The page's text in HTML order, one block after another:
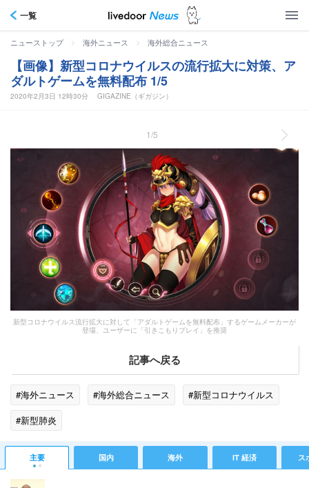
一覧
ニューストップ > 海外ニュース > 海外総合ニュース
【画像】新型コロナウイルスの流行拡大に対策、ア
ダルトゲームを無料配布 1/5
2020年2月3日 12時30分 GIGAZINE（ギガジン）
1/5
新型コロナウイルス流行拡大に対して「アダルトゲームを無料配布」するゲームメーカーが
登場、ユーザーに「引きこもりプレイ」を推奨
記事へ戻る
#海外ニュース #海外総合ニュース
#新型コロナウイルス
#新型肺炎
主要 国内 海外 IT 経済 ス